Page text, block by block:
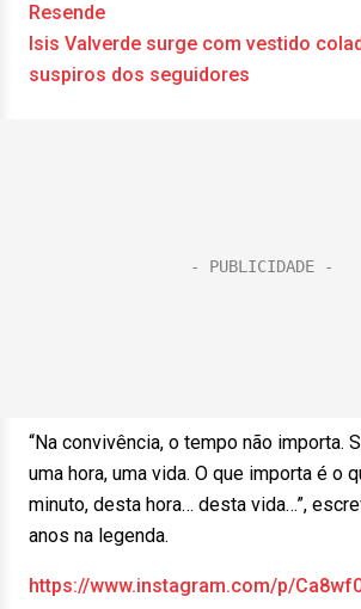
Resende
Isis Valverde surge com vestido
suspiros dos seguidores
“Na convivência, o tempo não importa.
uma hora, uma vida. O que importa é o
minuto, desta hora… desta vida…”,
anos na legenda.
https://www.instagram.com/p/